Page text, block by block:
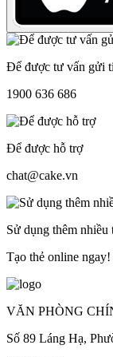
Để được tư vấn gửi
1900 636 686
Để được hỗ trợ
chat@cake.vn
Sử dụng thêm nhiều
Tạo thẻ online ngay!
VĂN PHÒNG
Số 89 Láng Hạ,